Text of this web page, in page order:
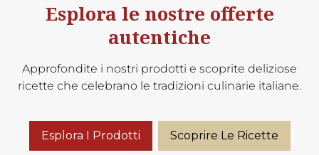
Esplora le nostre offerte
autentiche
Approfondite i nostri prodotti e scoprite deliziose
ricette che celebrano le tradizioni culinarie italiane.
Esplora I Prodotti Scoprire Le Ricette